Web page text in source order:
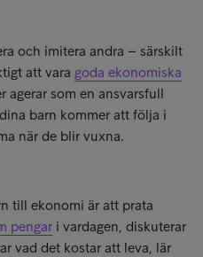
och imitera andra – särskilt
att vara goda ekonomiska
agerar som en ansvarsfull
barn kommer att följa i
när de blir vuxna.
till ekonomi är att prata
pengar i vardagen, diskuterar
vad det kostar att leva, lär